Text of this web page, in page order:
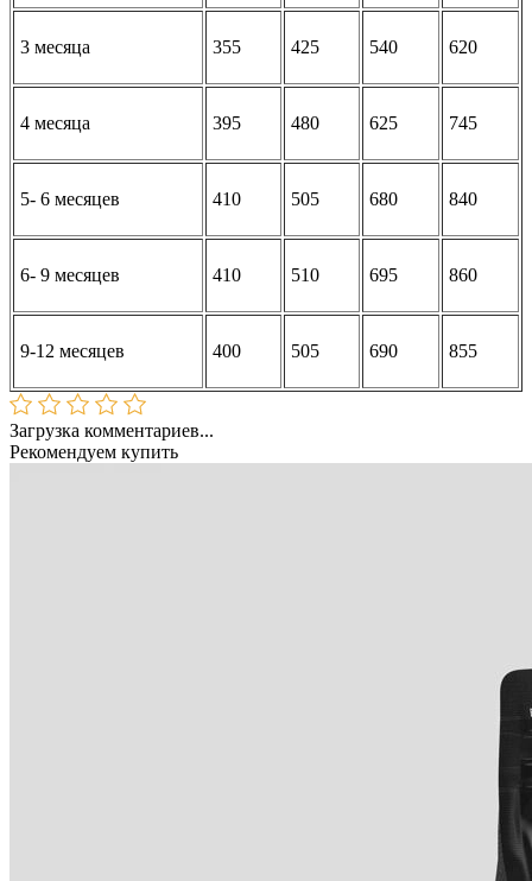
3 месяца 355 425 540 620
4 месяца 395 480 625 745
5- 6 месяцев 410 505 680 840
6- 9 месяцев 410 510 695 860
9-12 месяцев 400 505 690 855
Загрузка комментариев...
Рекомендуем купить